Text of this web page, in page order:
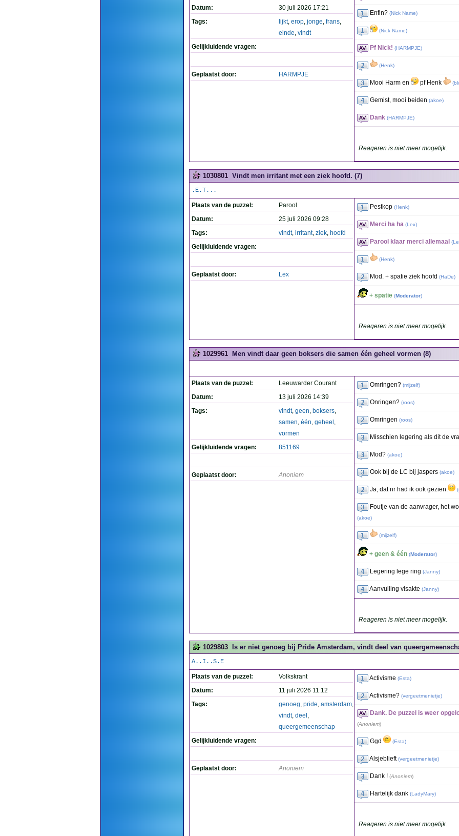
Datum:
30 juli 2026 17:21
Tags:
lijkt, erop, jonge, frans,
einde, vindt
Gelijkluidende vragen:
Geplaatst door: HARMPJE
Enfin? (Nick Name)
(Nick Name)
Pf Nick! (HARMPJE)
(Henk)
Mooi Harm en pf Henk (
Gemist, mooi beiden (akoe)
Dank (HARMPJE)
Reageren is niet meer mogelijk.
1030801 Vindt men irritant met een ziek hoofd. (7)
.E.T...
Plaats van de puzzel:
Parool
Datum:
25 juli 2026 09:28
Tags:
vindt, irritant, ziek, hoofd
Gelijkluidende vragen:
Geplaatst door: Lex
Pestkop (Henk)
Merci ha ha (Lex)
Parool klaar merci allemaal (
(Henk)
Mod. + spatie ziek hoofd (HaDe)
+ spatie (Moderator)
Reageren is niet meer mogelijk.
1029961 Men vindt daar geen boksers die samen één geheel vormen (8)
Plaats van de puzzel:
Leeuwarder Courant
Datum:
13 juli 2026 14:39
Tags:
vindt, geen, boksers,
samen, één, geheel ,
vormen
Gelijkluidende vragen:
851169
Geplaatst door: Anoniem
Omringen? (mijzelf)
Onringen? (roos)
Omringen (roos)
Misschien legering als dit de
Mod? (akoe)
Ook bij de LC bij jaspers (akoe)
Ja, dat nr had ik ook gezien. (
Foutje van de aanvrager, het
(akoe)
(mijzelf)
+ geen & één (Moderator)
Legering lege ring (Janny)
Aanvulling visakte (Janny)
Reageren is niet meer mogelijk.
1029803 Is er niet genoeg bij Pride Amsterdam, vindt deel van
A..I..S.E
Plaats van de puzzel:
Volkskrant
Datum:
11 juli 2026 11:12
Tags:
genoeg, pride, amsterdam,
vindt, deel ,
queergemeenschap
Gelijkluidende vragen:
Geplaatst door: Anoniem
Activisme (Esta)
Activisme? (vergeetmenietje)
Dank. De puzzel is weer
(Anoniem)
Ggd (Esta)
Alsjeblieft (vergeetmenietje)
Dank ! (Anoniem)
Hartelijk dank (LadyMary)
Reageren is niet meer mogelijk.